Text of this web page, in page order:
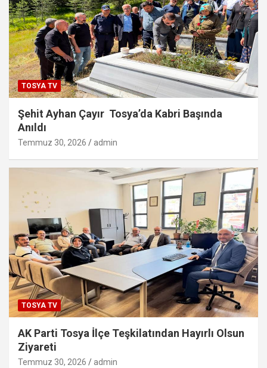
TOSYA TV
Şehit Ayhan Çayır Tosya’da Kabri Başında
Anıldı
Temmuz 30, 2026 admin
TOSYA TV
AK Parti Tosya İlçe Teşkilatından Hayırlı Olsun
Ziyareti
Temmuz 30, 2026 admin